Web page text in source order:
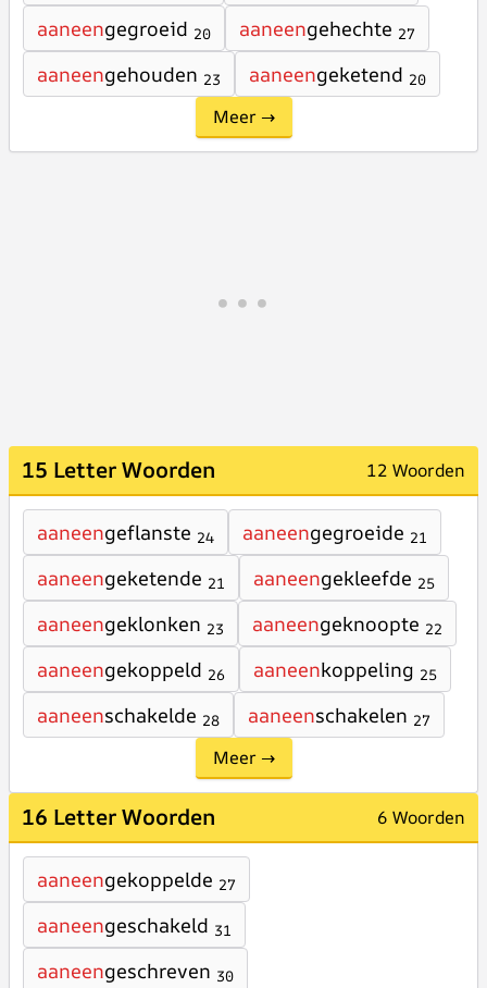
aaneengegroeid 20 aaneengehechte 27
aaneengehouden 23 aaneengeketend 20
Meer →
15 Letter Woorden 12 Woorden
aaneengeflanste 24 aaneengegroeide 21
aaneengeketende 21 aaneengekleefde 25
aaneengeklonken 23 aaneengeknoopte 22
aaneengekoppeld 26 aaneenkoppeling 25
aaneenschakelde 28 aaneenschakelen 27
Meer →
16 Letter Woorden 6 Woorden
aaneengekoppelde 27
aaneengeschakeld 31
aaneengeschreven 30